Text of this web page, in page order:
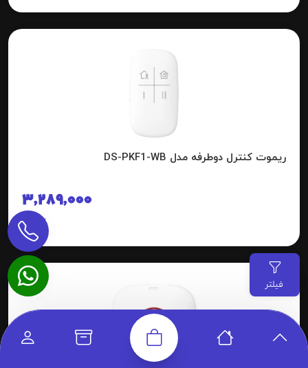
فیلتر
ریموت کنترل دوطرفه مدل DS-PKF1-WB
3,289,000
تومان